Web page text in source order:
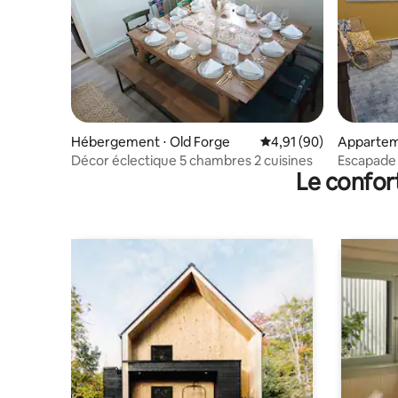
Hébergement ⋅ Old Forge Évaluation moyenne
4,91 (90)
Décor éclectique 5 chambres 2 cuisines
Le